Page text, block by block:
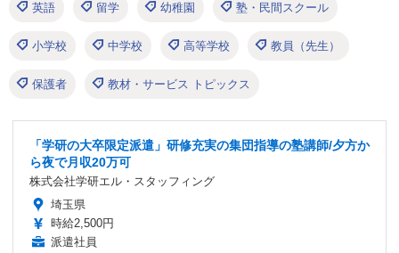
英語 留学 幼稚園 塾・民間スクール
小学校 中学校 高等学校 教員（先生）
保護者 教材・サービス トピックス
「学研の大卒限定派遣」研修充実の集団指導の塾講師/夕方か
ら夜で月収20万可
株式会社学研エル・スタッフィング
埼玉県
時給2,500円
派遣社員